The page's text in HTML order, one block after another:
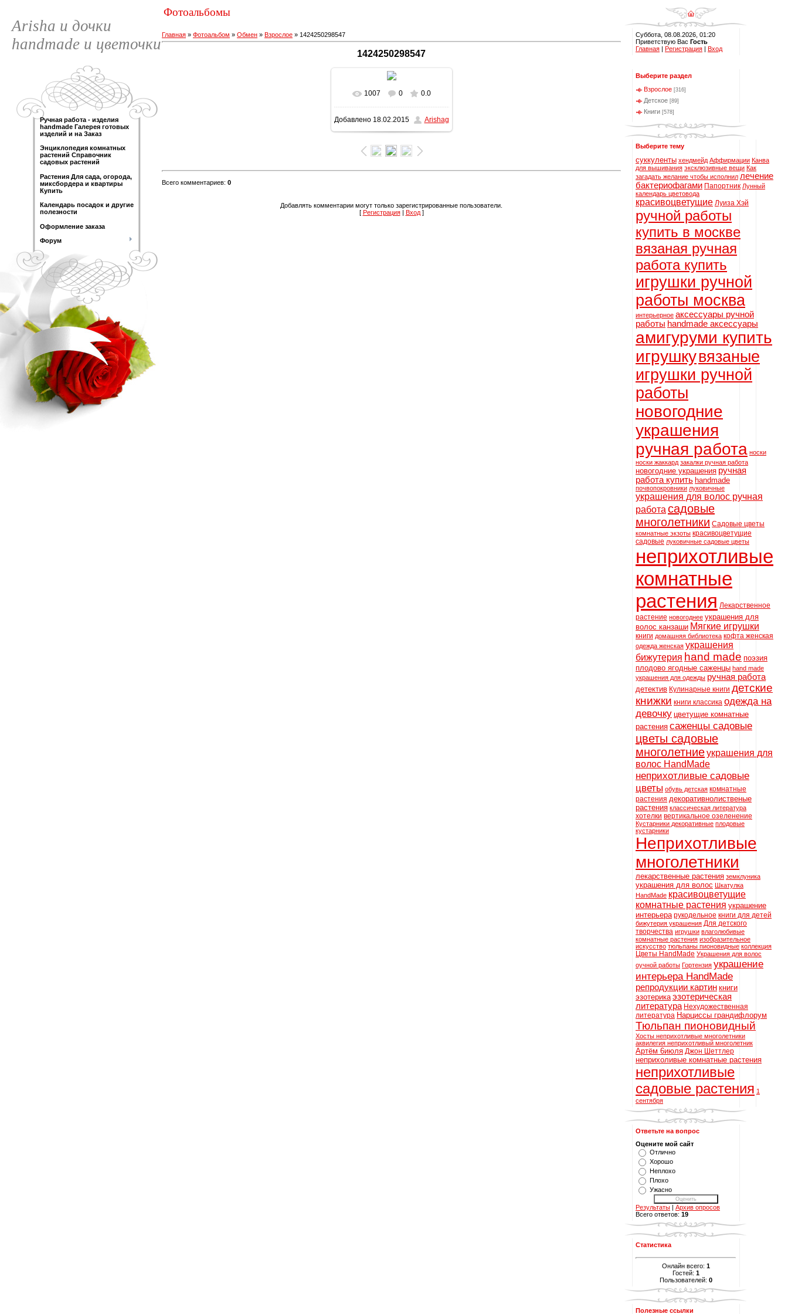
Arisha и дочки
handmade и цветочки
Ручная работа - изделия
handmade Галерея готовых
изделий и на Заказ
Энциклопедия комнатных
растений Справочник
садовых растений
Растения Для сада, огорода,
миксбордера и квартиры
Купить
Календарь посадок и другие
полезности
Оформление заказа
Форум
Фотоальбомы
Главная » Фотоальбом » Обмен » Взрослое » 1424250298547
1424250298547
В реальном размере
1200x1600/ 368.8Kb
1007 0 0.0
Добавлено18.02.2015 Arishag
Всего комментариев: 0
Добавлять комментарии могут только зарегистрированные пользователи.
[ Регистрация| Вход]
Суббота, 08.08.2026, 01:20
Приветствую Вас Гость
Главная | Регистрация | Вход
Выберите раздел
Взрослое [316]
Детское [89]
Книги [578]
Выберите тему
суккуленты хендмейд Аффирмации Канва
для вышивания эксклюзивные вещи Как
загадать желание чтобы исполнил лечение
бактериофагами Папортник Лунный
календарь цветовода
красивоцветущие Луиза Хэй
ручной работы
купить в москве
вязаная ручная
работа купить
игрушки ручной
работы москва
интерьерное аксессуары ручной
работы handmade аксессуары
амигуруми купить
игрушкувязаные
игрушки ручной
работы
новогодние
украшения
ручная работа носки
носки жаккард закалки ручная работа
новогодние украшения ручная
работа купить handmade
почвопокровники луковичные
украшения для волос ручная
работа садовые
многолетники Садовые цветы
комнатные экзоты красивоцветущие
садовые луковичные садовые цветы
неприхотливые
комнатные
растения Лекарственное
растение новогоднее украшения для
волос канзаши Мягкие игрушки
книги домашняя библиотека кофта женская
одежда женская украшения
бижутерия hand made поэзия
плодово ягодные саженцы hand made
украшения для одежды ручная работа
детектив Кулинарные книги детские
книжки книги классика одежда на
девочку цветущие комнатные
растения саженцы садовые
цветы садовые
многолетниеукрашения для
волос HandMade
неприхотливые садовые
цветы обувь детская комнатные
растения декоративнолиственые
растения классическая литература
хотелки вертикальное озеленение
Кустарники декоративные плодовые
кустарники
Неприхотливые
многолетники
лекарственные растения земклуника
украшения для волос Шкатулка
HandMade красивоцветущие
комнатные растения украшение
интерьера рукодельное книги для детей
бижутерия украшения Для детского
творчества игрушки влаголюбивые
комнатные растения изобразительное
искусство тюльпаны пионовидные коллекция
Цветы HandMade Украшения для волос
оучной работы Гортензия украшение
интерьера HandMade
репродукции картин книги
эзотерика эзотерическая
литература Нехудожественная
литература Нарциссы грандифлорум
Тюльпан пионовидный
Хосты неприхотливые многолетники
аквилегия неприхотливый многолетник
Артём 6июля Джон Шеттлер
неприхоливые комнатные растения
неприхотливые
садовые растения 1
сентября
Ответьте на вопрос
Оцените мой сайт
Отлично
Хорошо
Неплохо
Плохо
Ужасно
Результаты | Архив опросов
Всего ответов: 19
Статистика
Онлайн всего: 1
Гостей: 1
Пользователей: 0
Полезные ссылки